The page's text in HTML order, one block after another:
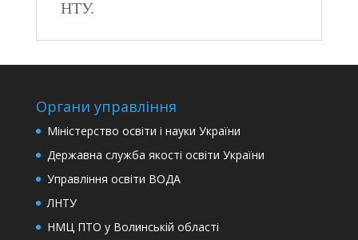
НТУ.
Органи управління
Міністерство освіти і науки України
Державна служба якості освіти України
Управління освіти ВОДА
ЛНТУ
НМЦ ПТО у Волинській області